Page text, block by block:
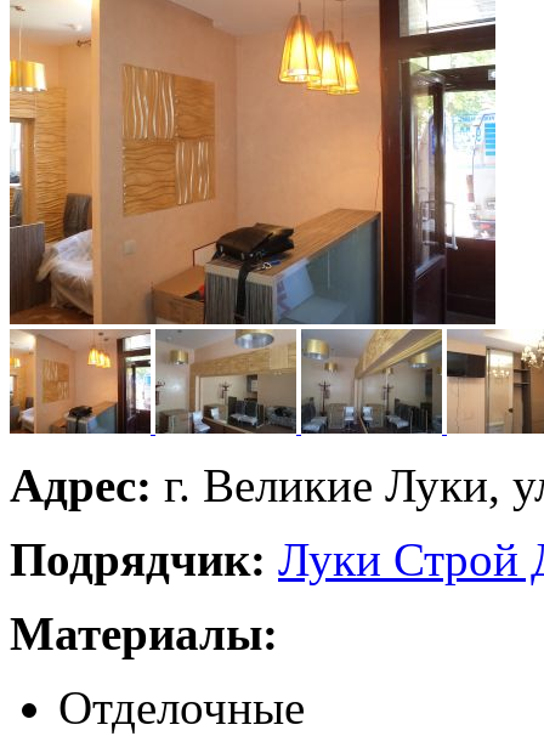
Адрес: г. Великие Луки,
Подрядчик: Луки Строй
Материалы:
Отделочные